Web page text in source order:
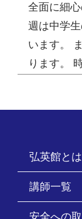
全面に細
週は中学
います。
ります。
弘英館とは
講師一覧